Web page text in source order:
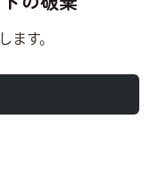
ます。